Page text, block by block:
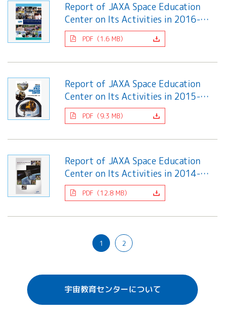
Report of JAXA Space Education
Center on Its Activities in 2016-
2017
PDF（1.6 MB）
Report of JAXA Space Education
Center on Its Activities in 2015-
2016
PDF（9.3 MB）
Report of JAXA Space Education
Center on Its Activities in 2014-
2015
PDF（12.8 MB）
1 2
宇宙教育センターについて